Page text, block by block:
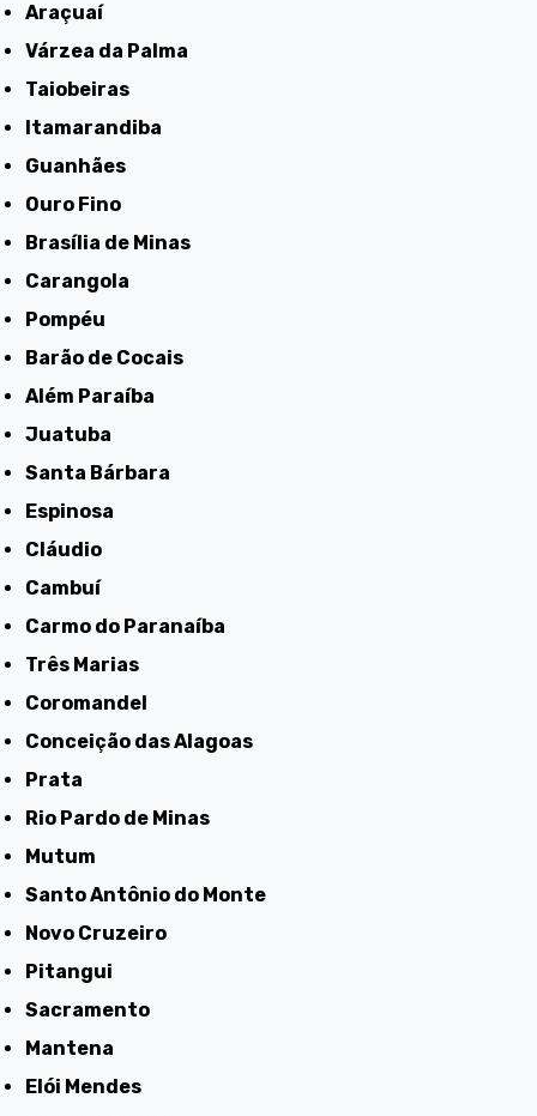
Araçuaí
Várzea da Palma
Taiobeiras
Itamarandiba
Guanhães
Ouro Fino
Brasília de Minas
Carangola
Pompéu
Barão de Cocais
Além Paraíba
Juatuba
Santa Bárbara
Espinosa
Cláudio
Cambuí
Carmo do Paranaíba
Três Marias
Coromandel
Conceição das Alagoas
Prata
Rio Pardo de Minas
Mutum
Santo Antônio do Monte
Novo Cruzeiro
Pitangui
Sacramento
Mantena
Elói Mendes